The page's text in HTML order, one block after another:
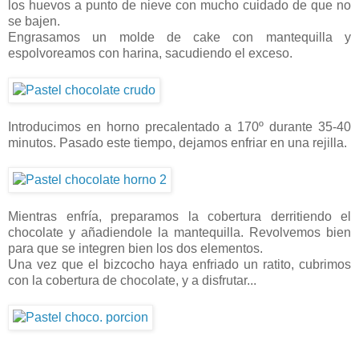
los huevos a punto de nieve con mucho cuidado de que no
se bajen.
Engrasamos un molde de cake con mantequilla y
espolvoreamos con harina, sacudiendo el exceso.
Introducimos en horno precalentado a 170º durante 35-40
minutos. Pasado este tiempo, dejamos enfriar en una rejilla.
Mientras enfría, preparamos la cobertura derritiendo el
chocolate y añadiendole la mantequilla. Revolvemos bien
para que se integren bien los dos elementos.
Una vez que el bizcocho haya enfriado un ratito, cubrimos
con la cobertura de chocolate, y a disfrutar...